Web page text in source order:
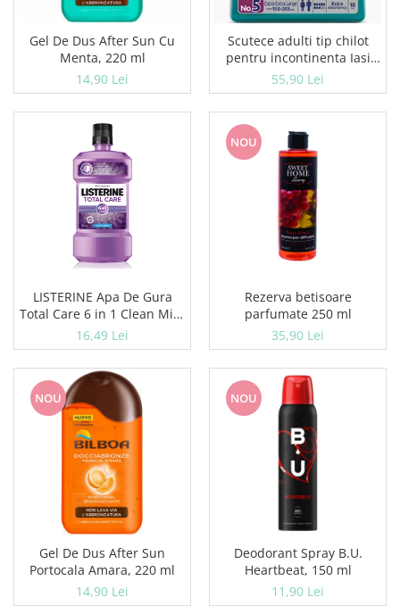
Ceara de par si gel
Cosmetice profesionale
Sampon de par
Vopsea de par si oxidant
Accesorii tuns si vopsit
Hair styling
Balsam de par
Ingrijire corp
Geluri de dus
Deodorante si antiperspirante
Parfumuri
Sapunuri
Spuma si saruri de baie
Produse pentru protectie solara
Servetele umede
Bureti de baie
Accesorii ingrijire corp
Creion si tus ochi
Produse stilizare sprancene
Aplicatoare si pensule machiaj
Accesorii machiaj
Gel De Dus After Sun Cu
Menta, 220 ml
14,90 Lei
Scutece adulti tip chilot
pentru incontinenta Iasi
Pants Unisex, Marime XXL,
10 buc
55,90 Lei
LISTERINE Apa De Gura
Total Care 6 in 1 Clean Mint
500 ml
16,49 Lei
NOU
Rezerva betisoare
parfumate 250 ml
35,90 Lei
NOU
Gel De Dus After Sun
Portocala Amara, 220 ml
14,90 Lei
NOU
Deodorant Spray B.U.
Heartbeat, 150 ml
11,90 Lei